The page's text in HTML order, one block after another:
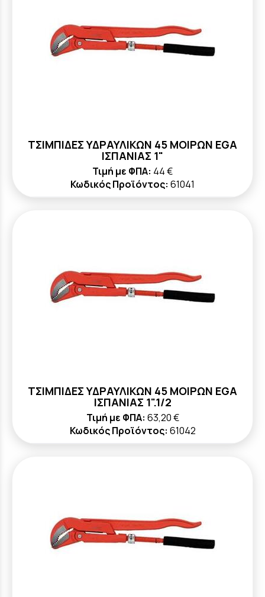
ΤΣΙΜΠΙΔΕΣ ΥΔΡΑΥΛΙΚΩΝ 45 ΜΟΙΡΩΝ ΕGA
ΙΣΠΑΝΙΑΣ 1"
Τιμή με ΦΠΑ: 44 €
Κωδικός Προϊόντος: 61041
ΤΣΙΜΠΙΔΕΣ ΥΔΡΑΥΛΙΚΩΝ 45 ΜΟΙΡΩΝ ΕGA
ΙΣΠΑΝΙΑΣ 1".1/2
Τιμή με ΦΠΑ: 63,20 €
Κωδικός Προϊόντος: 61042